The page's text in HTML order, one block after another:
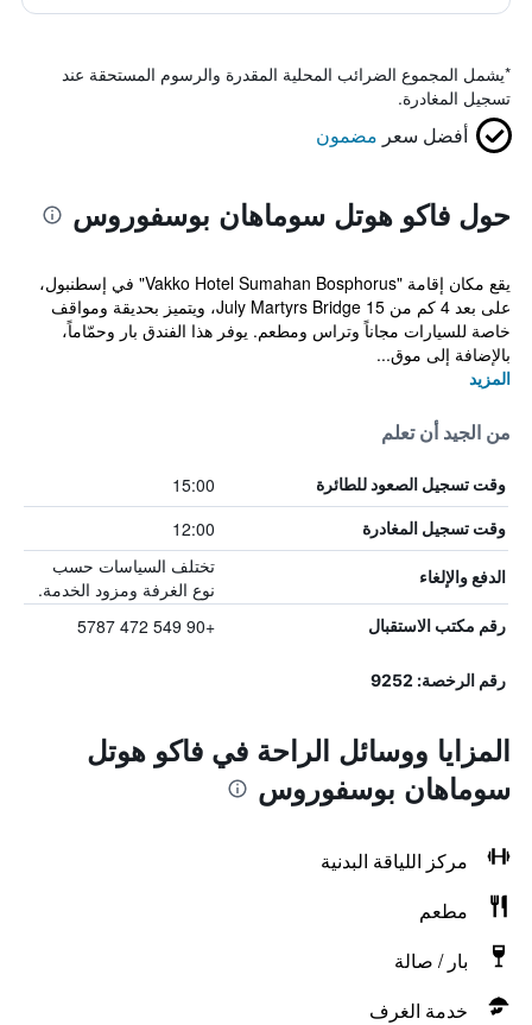
*يشمل المجموع الضرائب المحلية المقدرة والرسوم المستحقة عند
تسجيل المغادرة.
أفضل سعر مضمون
حول فاكو هوتل سوماهان بوسفوروس
يقع مكان إقامة "Vakko Hotel Sumahan Bosphorus" في إسطنبول،
على بعد 4 كم من 15 July Martyrs Bridge، ويتميز بحديقة ومواقف
خاصة للسيارات مجاناً وتراس ومطعم. يوفر هذا الفندق بار وحمّاماً،
بالإضافة إلى موق...
المزيد
من الجيد أن تعلم
وقت تسجيل الصعود للطائرة 15:00
وقت تسجيل المغادرة 12:00
الدفع والإلغاء
تختلف السياسات حسب
نوع الغرفة ومزود الخدمة.
رقم مكتب الاستقبال +90 549 472 5787
رقم الرخصة: 9252
المزايا ووسائل الراحة في فاكو هوتل
سوماهان بوسفوروس
مركز اللياقة البدنية
مطعم
بار / صالة
خدمة الغرف